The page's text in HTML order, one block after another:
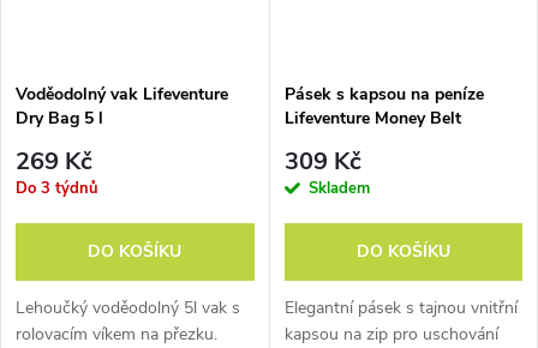
Voděodolný vak Lifeventure
Dry Bag 5 l
269 Kč
Do 3 týdnů
DO KOŠÍKU
Lehoučký voděodolný 5l vak s
rolovacím víkem na přezku.
Pásek s kapsou na peníze
Lifeventure Money Belt
309 Kč
Skladem
DO KOŠÍKU
Elegantní pásek s tajnou vnitřní
kapsou na zip pro uschování